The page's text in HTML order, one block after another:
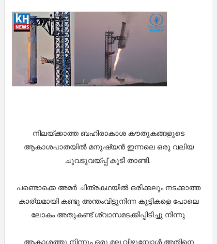
നിലയ്ക്കാത്ത ബഹിരാകാശ കൗതുകങ്ങളുടെ
ആകാശപാതയിൽ മനുഷ്യൻ ഇന്നലെ ഒരു വലിയ
ചുവടുവയ്പ്പ് കൂടി താണ്ടി.
പണ്ടൊക്കെ അമർ ചിത്രകഥയിൽ ഒരിക്കലും നടക്കാത്ത
കാര്യമായി കണ്ടു അന്തംവിട്ടുനിന്ന കുട്ടികളെ പോലെ
ലോകം അതുകണ്ട് ശ്വാസമടക്കിപ്പിടിച്ചു നിന്നു.
ആകാശത്തു നിന്നും ഒരു മല വീഴുമ്പോൾ അതിനെ